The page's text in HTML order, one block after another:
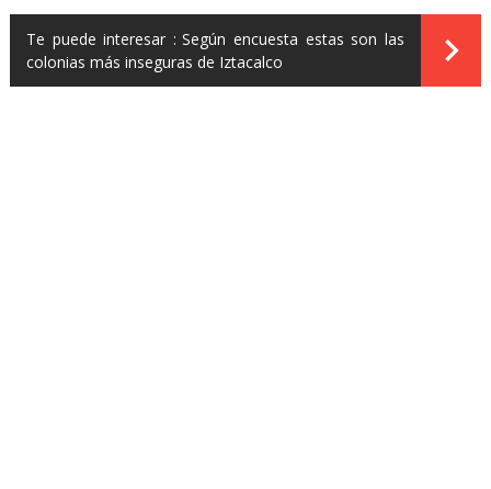
Te puede interesar : Según encuesta estas son las
colonias más inseguras de Iztacalco